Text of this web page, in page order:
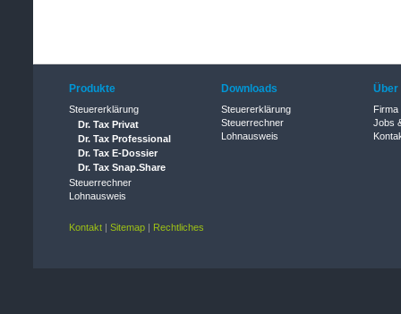
Produkte
Steuererklärung
Dr. Tax Privat
Dr. Tax Professional
Dr. Tax E-Dossier
Dr. Tax Snap.Share
Steuerrechner
Lohnausweis
Downloads
Steuererklärung
Steuerrechner
Lohnausweis
Über
Firma
Jobs
Kontakt Sitemap Rechtliches